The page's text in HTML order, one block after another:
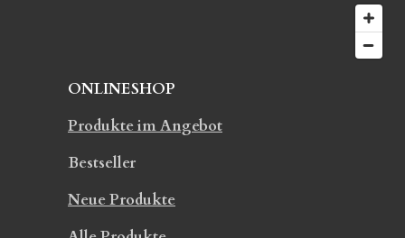
ONLINESHOP
Produkte im Angebot
Bestseller
Neue Produkte